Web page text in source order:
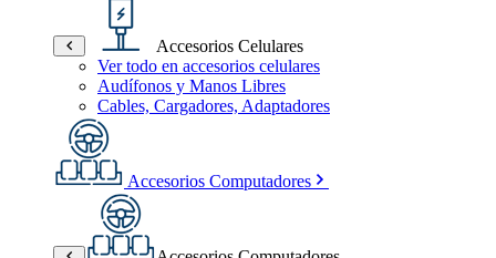
Accesorios Celulares
Ver todo en accesorios celulares
Audífonos y Manos Libres
Cables, Cargadores, Adaptadores
Accesorios Computadores